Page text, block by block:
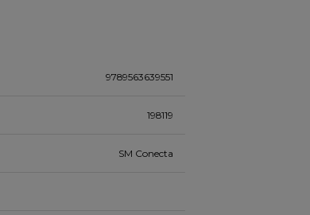
9789563639551
198119
SM Conecta